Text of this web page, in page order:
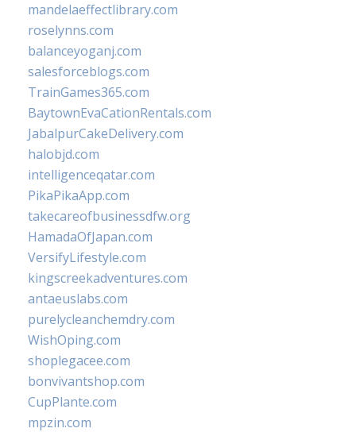
mandelaeffectlibrary.com
roselynns.com
balanceyoganj.com
salesforceblogs.com
TrainGames365.com
BaytownEvaCationRentals.com
JabalpurCakeDelivery.com
halobjd.com
intelligenceqatar.com
PikaPikaApp.com
takecareofbusinessdfw.org
HamadaOfJapan.com
VersifyLifestyle.com
kingscreekadventures.com
antaeuslabs.com
purelycleanchemdry.com
WishOping.com
shoplegacee.com
bonvivantshop.com
CupPlante.com
mpzin.com